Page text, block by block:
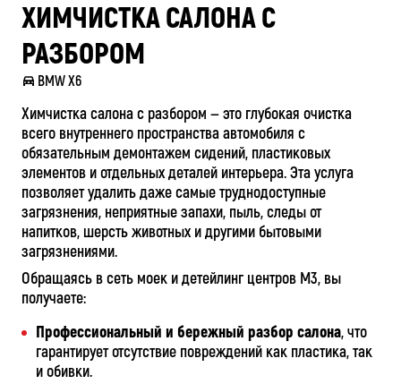
ХИМЧИСТКА САЛОНА С
РАЗБОРОМ
BMW X6
Химчистка салона с разбором — это глубокая очистка
всего внутреннего пространства автомобиля с
обязательным демонтажем сидений, пластиковых
элементов и отдельных деталей интерьера. Эта услуга
позволяет удалить даже самые труднодоступные
загрязнения, неприятные запахи, пыль, следы от
напитков, шерсть животных и другими бытовыми
загрязнениями.
Обращаясь в сеть моек и детейлинг центров М3, вы
получаете:
Профессиональный и бережный разбор салона, что
гарантирует отсутствие повреждений как пластика, так
и обивки.